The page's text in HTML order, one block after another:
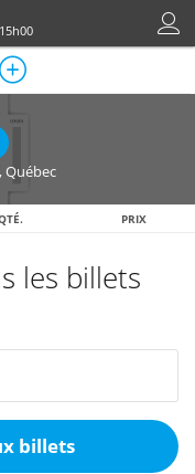
,Québec
PRIX
les billets
billets